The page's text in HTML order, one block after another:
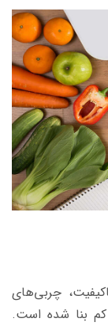
چربی‌های
کم بنا شده است.